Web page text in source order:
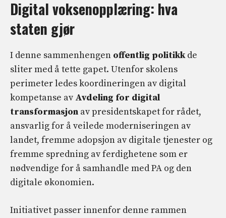
Digital voksenopplæring: hva
staten gjør
I denne sammenhengen offentlig politikkde
sliter med å tette gapet. Utenfor skolens
perimeter ledes koordineringen av digital
kompetanse av Avdeling for digital
transformasjon av presidentskapet for rådet,
ansvarlig for å veilede moderniseringen av
landet, fremme adopsjon av digitale tjenester og
fremme spredning av ferdighetene som er
nødvendige for å samhandle med PA og den
digitale økonomien.
Initiativet passer innenfor denne rammen